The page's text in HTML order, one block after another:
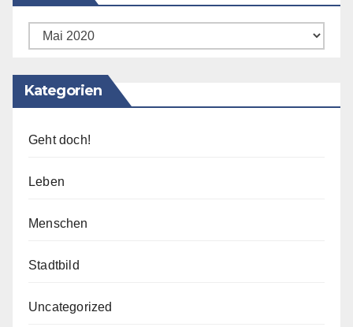
Archiv
Kategorien
Geht doch!
Leben
Menschen
Stadtbild
Uncategorized